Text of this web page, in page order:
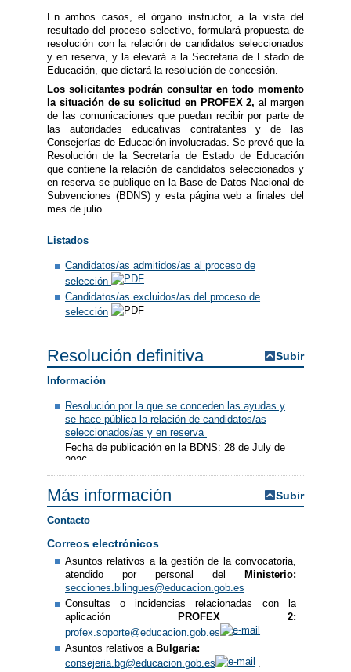
En ambos casos, el órgano instructor, a la vista del
resultado del proceso selectivo, formulará propuesta de
resolución con la relación de candidatos seleccionados
y en reserva, y la elevará a la Secretaria de Estado de
Educación, que dictará la resolución de concesión.
Los solicitantes podrán consultar en todo momento
la situación de su solicitud en PROFEX 2, al margen
de las comunicaciones que puedan recibir por parte de
las autoridades educativas contratantes y de las
Consejerías de Educación involucradas. Se prevé que la
Resolución de la Secretaría de Estado de Educación
que contiene la relación de candidatos seleccionados y
en reserva se publique en la Base de Datos Nacional de
Subvenciones (BDNS) y esta página web a finales del
mes de julio.
Listados
Candidatos/as admitidos/as al proceso de
selección
Candidatos/as excluidos/as del proceso de
selección
Resolución definitiva Subir
Información
Resolución por la que se conceden las ayudas y
se hace pública la relación de candidatos/as
seleccionados/as y en reserva
Fecha de publicación en la BDNS: 28 de July de
2026
Más información Subir
Contacto
Correos electrónicos
Asuntos relativos a la gestión de la convocatoria,
atendido por personal del
Ministerio:
secciones.bilingues@educacion.gob.es
Consultas o incidencias relacionadas con la
aplicación
PROFEX 2:
profex.soporte@educacion.gob.es
Asuntos relativos a Bulgaria:
consejeria.bg@educacion.gob.es
.